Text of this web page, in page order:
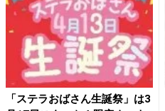
「ステラおばさん生誕祭」は3